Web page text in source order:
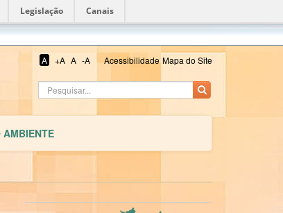
Legislação Canais
A +A A -A Acessibilidade Mapa do Site
AMBIENTE